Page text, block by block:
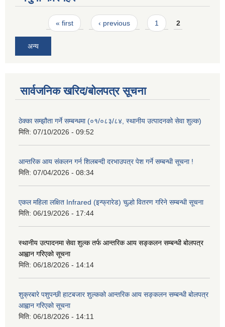
Pages« first ‹ previous 1 2
अन्य
सार्वजनिक खरिद/बोलपत्र सूचना
ठेक्का सम्झौता गर्ने सम्बन्धमा (०१/०८३/८४, स्थानीय उत्पादनको सेवा शुल्क)
मिति: 07/10/2026 - 09:52
आन्तरिक आय संकलन गर्न शिलबन्दी दरभाउपत्र पेश गर्ने सम्बन्धी सूचना !
मिति: 07/04/2026 - 08:34
एकल महिला लक्षित Infrared (इन्फ्रारेड) चुल्हो वितरण गरिने सम्बन्धी सूचना
मिति: 06/19/2026 - 17:44
स्थानीय उत्पादनमा सेवा शुल्क तर्फ आन्तरिक आय सङ्कलन सम्बन्धी बोलपत्र
आह्वान गरिएको सूचना
मिति: 06/18/2026 - 14:14
शुक्रबारे पशुपन्छी हाटबजार शुल्कको आन्तरिक आय सङ्कलन सम्बन्धी बोलपत्र
आह्वान गरिएको सूचना
मिति: 06/18/2026 - 14:11